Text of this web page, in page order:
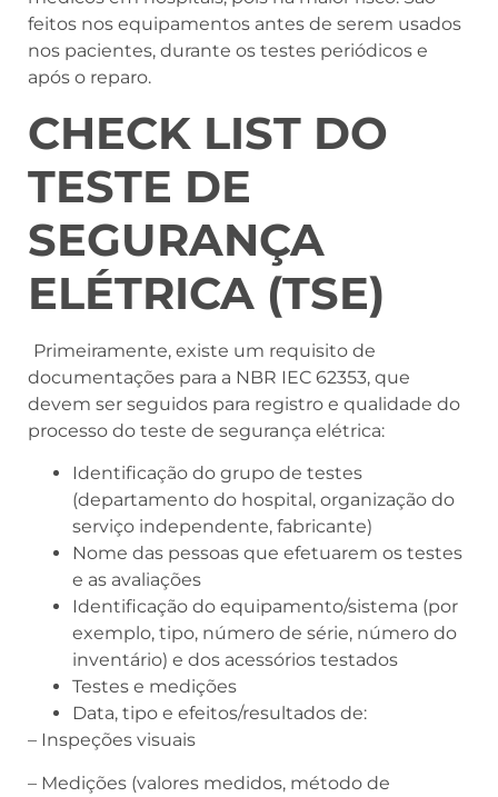
feitos nos equipamentos antes de serem usados
nos pacientes, durante os testes periódicos e
após o reparo.
CHECK LIST DO
TESTE DE
SEGURANÇA
ELÉTRICA (TSE)
Primeiramente, existe um requisito de
documentações para a NBR IEC 62353, que
devem ser seguidos para registro e qualidade do
processo do teste de segurança elétrica:
Identificação do grupo de testes
(departamento do hospital, organização do
serviço independente, fabricante)
Nome das pessoas que efetuarem os testes
e as avaliações
Identificação do equipamento/sistema (por
exemplo, tipo, número de série, número do
inventário) e dos acessórios testados
Testes e medições
Data, tipo e efeitos/resultados de:
– Inspeções visuais
– Medições (valores medidos, método de